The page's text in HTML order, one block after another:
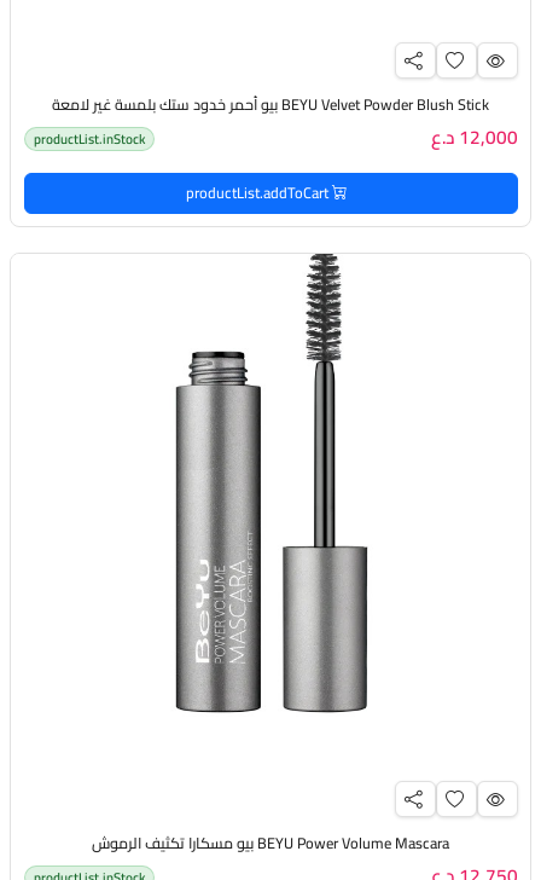
BEYU Velvet Powder Blush Stick بيو أحمر خدود ستك بلمسة غير لامعة
12,000 د.ع productList.inStock
productList.addToCart
BEYU Power Volume Mascara بيو مسكارا تكثيف الرموش